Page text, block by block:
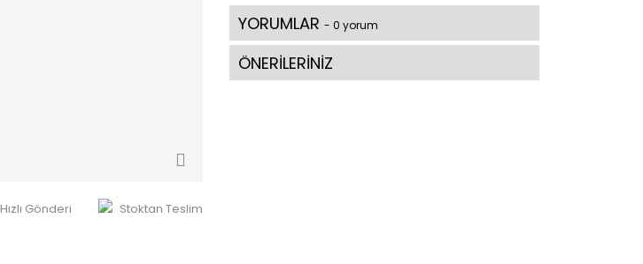
Hızlı Gönderi Stoktan Teslim
YORUMLAR - 0 yorum
ÖNERİLERİNİZ